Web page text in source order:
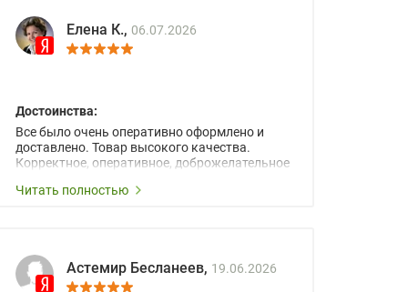
Елена К., 06.07.2026
Достоинства:
Все было очень оперативно оформлено и
доставлено. Товар высокого качества.
Корректное, оперативное, доброжелательное
Читать полностью
Астемир Бесланеев, 19.06.2026